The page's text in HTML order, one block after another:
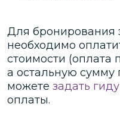
Для бронирования
необходимо
стоимости (оплата
а остальную сумму
можете задать
оплаты.